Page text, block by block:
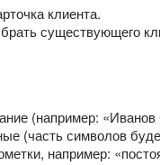
клиента.
существующего
(например:
(часть символов
например: